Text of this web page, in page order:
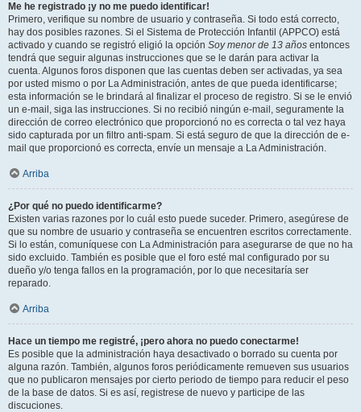
Me he registrado ¡y no me puedo identificar!
Primero, verifique su nombre de usuario y contraseña. Si todo está correcto,
hay dos posibles razones. Si el Sistema de Protección Infantil (APPCO) está
activado y cuando se registró eligió la opción Soy menor de 13 años entonces
tendrá que seguir algunas instrucciones que se le darán para activar la
cuenta. Algunos foros disponen que las cuentas deben ser activadas, ya sea
por usted mismo o por La Administración, antes de que pueda identificarse;
esta información se le brindará al finalizar el proceso de registro. Si se le envió
un e-mail, siga las instrucciones. Si no recibió ningún e-mail, seguramente la
dirección de correo electrónico que proporcionó no es correcta o tal vez haya
sido capturada por un filtro anti-spam. Si está seguro de que la dirección de e-
mail que proporcionó es correcta, envíe un mensaje a La Administración.
Arriba
¿Por qué no puedo identificarme?
Existen varias razones por lo cuál esto puede suceder. Primero, asegúrese de
que su nombre de usuario y contraseña se encuentren escritos correctamente.
Si lo están, comuníquese con La Administración para asegurarse de que no ha
sido excluido. También es posible que el foro esté mal configurado por su
dueño y/o tenga fallos en la programación, por lo que necesitaría ser
reparado.
Arriba
Hace un tiempo me registré, ¡pero ahora no puedo conectarme!
Es posible que la administración haya desactivado o borrado su cuenta por
alguna razón. También, algunos foros periódicamente remueven sus usuarios
que no publicaron mensajes por cierto periodo de tiempo para reducir el peso
de la base de datos. Si es así, registrese de nuevo y participe de las
discuciones.